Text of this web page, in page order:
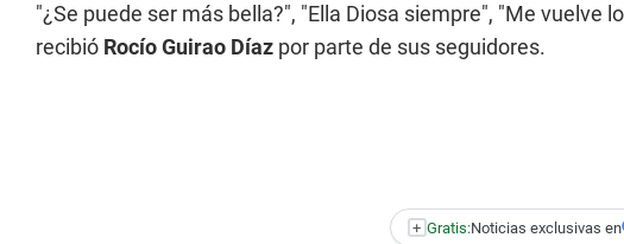
"¿Se puede ser más bella?", "Ella Diosa siempre", "Me vuelve
recibió Rocío Guirao Díaz por parte de sus seguidores.
+ Gratis:Noticias exclusivas en